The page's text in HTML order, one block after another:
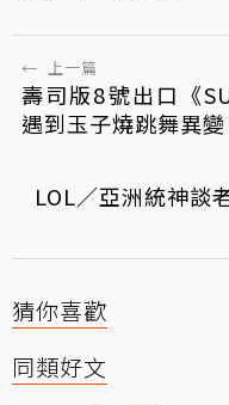
← 上一篇
壽司版8號出口《
遇到玉子燒跳舞異變
LOL／亞洲統神談
猜你喜歡
同類好文